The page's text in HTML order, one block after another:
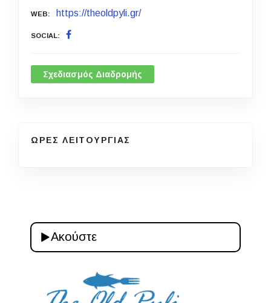
WEB https://theoldpyli.gr/
SOCIAL
Σχεδιασμός Διαδρομής
ΩΡΕΣ ΛΕΙΤΟΥΡΓΙΑΣ
Ακούστε